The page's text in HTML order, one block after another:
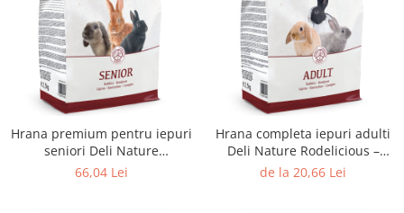
Hrana premium pentru iepuri
seniori Deli Nature
Rodelicious
66,04 Lei
Hrana completa iepuri adulti
Deli Nature Rodelicious –
alimentatie echilibrata
de la 20,66 Lei